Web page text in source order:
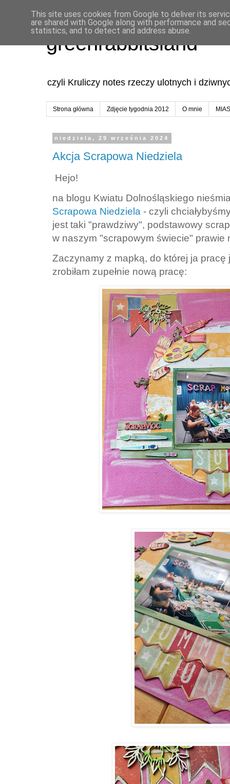
greenrabbitsland
czyli Kruliczy notes rzeczy ulotnych i
Strona główna Zdjęcie tygodnia 2012 O mnie
niedziela, 29 września 2024
Akcja Scrapowa Niedziela
Hejo!
na blogu Kwiatu Dolnośląskiego
Scrapowa Niedziela - czyli
jest taki "prawdziwy", podstawowy
w naszym "scrapowym świecie" prawie
Zaczynamy z mapką, do której ja pracę
zrobiłam zupełnie nową pracę:
This site uses cookies from Google to deliver its
are shared with Google along with performance and
statistics, and to detect and address abuse.